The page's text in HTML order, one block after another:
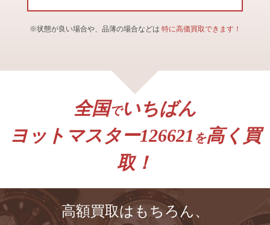
※状態が良い場合や、品薄の場合などは 特に高価買取できます！
全国でいちばん
ヨットマスター126621 を高く買
取！
高額買取はもちろん、